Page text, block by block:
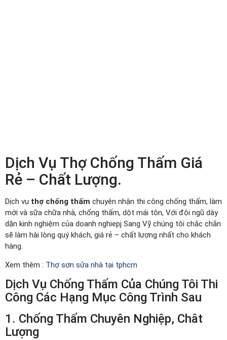
Dịch Vụ Thợ Chống Thấm Giá
Rẻ – Chất Lượng.
Dịch vụ thợ chống thấm chuyên nhận thi công chống thấm, làm
mới và sữa chữa nhà, chống thấm, dột mái tôn, Với đội ngũ dày
dặn kinh nghiệm của doanh nghiepj Sang Vỹ chúng tôi chắc chắn
sẽ làm hài lòng quý khách, giá rẻ – chất lượng nhất cho khách
hàng.
Xem thêm : Thợ sơn sửa nhà tại tphcm
Dịch Vụ Chống Thấm Của Chúng Tôi Thi
Công Các Hạng Mục Công Trình Sau
1. Chống Thấm Chuyên Nghiệp, Chât
Lượng